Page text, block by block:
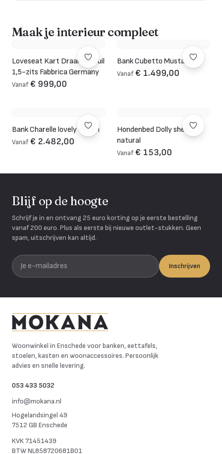
Maak je interieur compleet
Loveseat Kart Draaifauteuil
1,5-zits Fabbrica Germany
Vanaf € 999,00
Bank Cubetto Mustard
Vanaf € 1.499,00
Bank Charelle lovely cream
Vanaf € 2.482,00
Hondenbed Dolly sheep
natural
Vanaf € 153,00
Blijf op de hoogte
Schrijf je in en ontvang 25 euro korting op je eerste bestelling
vanaf 200 euro. Plus als eerste bij nieuwe outlet-stukken. Geen
spam, uitschrijven kan altijd.
Je e-mailadres
Inschrijven
Woonwinkel in Enschede voor banken, eettafels,
stoelen, kasten en woonaccessoires. Persoonlijk
advies en snelle levering.
053 433 5032
info@mokana.nl
Hogelandsingel 49
7512 GB Enschede
KVK71451439
BTWNL858720681B01